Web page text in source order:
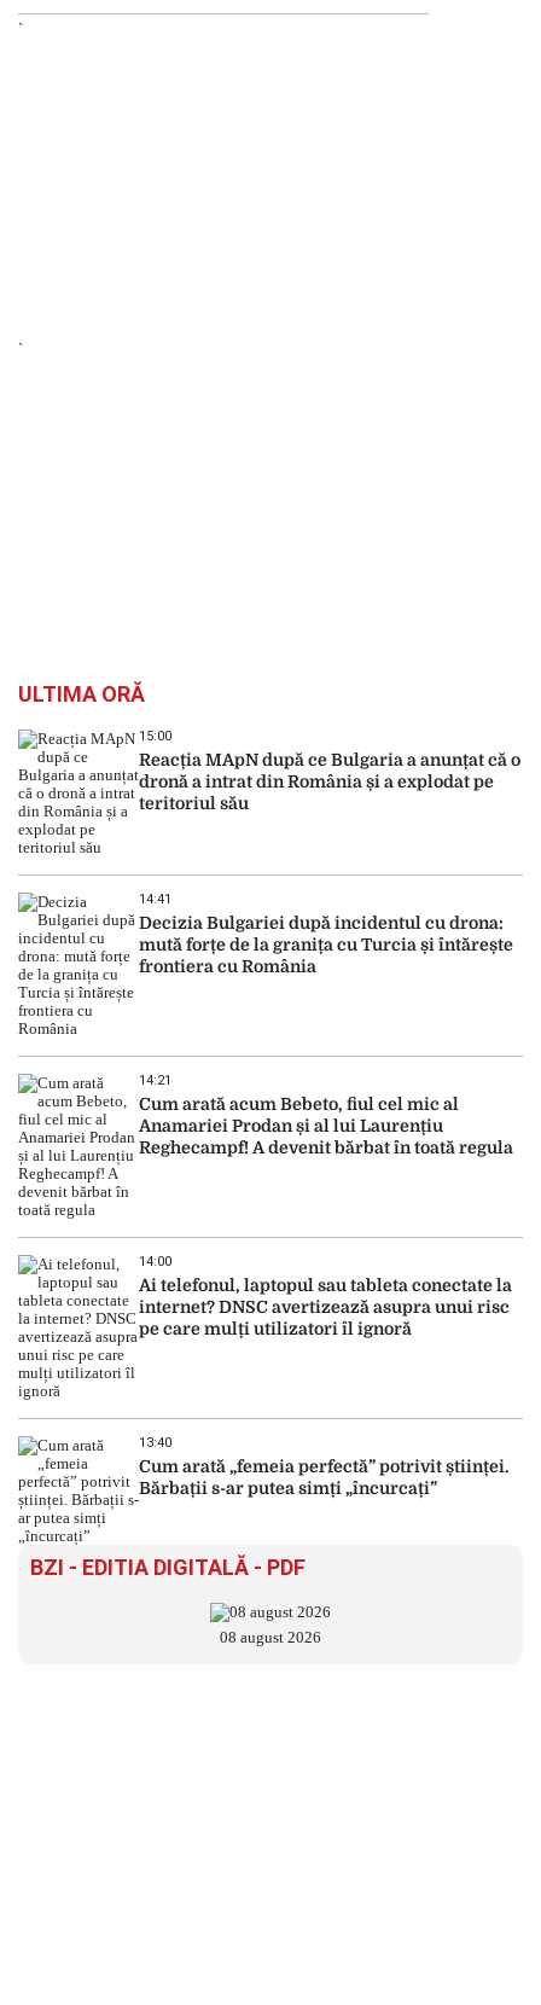
`
`
ULTIMA ORĂ
15:00
Reacția MApN după ce Bulgaria a anunțat că o
dronă a intrat din România și a explodat pe
teritoriul său
14:41
Decizia Bulgariei după incidentul cu drona:
mută forțe de la granița cu Turcia și întărește
frontiera cu România
14:21
Cum arată acum Bebeto, fiul cel mic al
Anamariei Prodan și al lui Laurențiu
Reghecampf! A devenit bărbat în toată regula
14:00
Ai telefonul, laptopul sau tableta conectate la
internet? DNSC avertizează asupra unui risc
pe care mulți utilizatori îl ignoră
13:40
Cum arată „femeia perfectă” potrivit științei.
Bărbații s-ar putea simți „încurcați”
BZI - EDITIA DIGITALĂ - PDF
08 august 2026